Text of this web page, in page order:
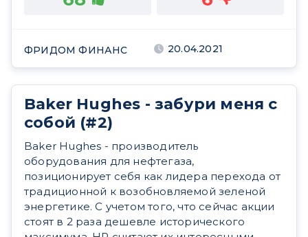
ФРИДОМ ФИНАНС 20.04.2021
Baker Hughes - забури меня с
собой (#2)
Baker Hughes - производитель
оборудования для нефтегаза,
позиционирует себя как лидера перехода от
традиционной к возобновляемой зеленой
энергетике. С учетом того, что сейчас акции
стоят в 2 раза дешевле исторического